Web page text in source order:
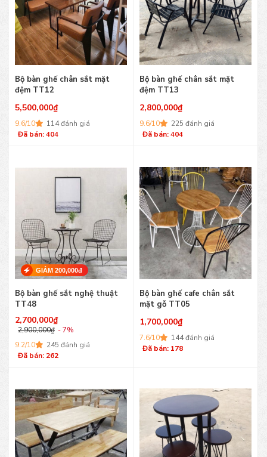
Bộ bàn ghế chân sắt mặt
đệm TT12
5,500,000₫
9.6/10
114 đánh giá
Đã bán: 404
Bộ bàn ghế chân sắt mặt
đệm TT13
2,800,000₫
9.6/10
225 đánh giá
Đã bán: 404
GIẢM 200,000đ
Bộ bàn ghế sắt nghệ thuật
TT48
2,900,000₫
2,700,000₫
- 7%
9.2/10
245 đánh giá
Đã bán: 262
Bộ bàn ghế cafe chân sắt
mặt gỗ TT05
1,700,000₫
7.6/10
144 đánh giá
Đã bán: 178